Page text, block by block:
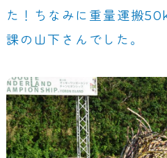
た！ちなみに重量運搬
課の山下さんでした。